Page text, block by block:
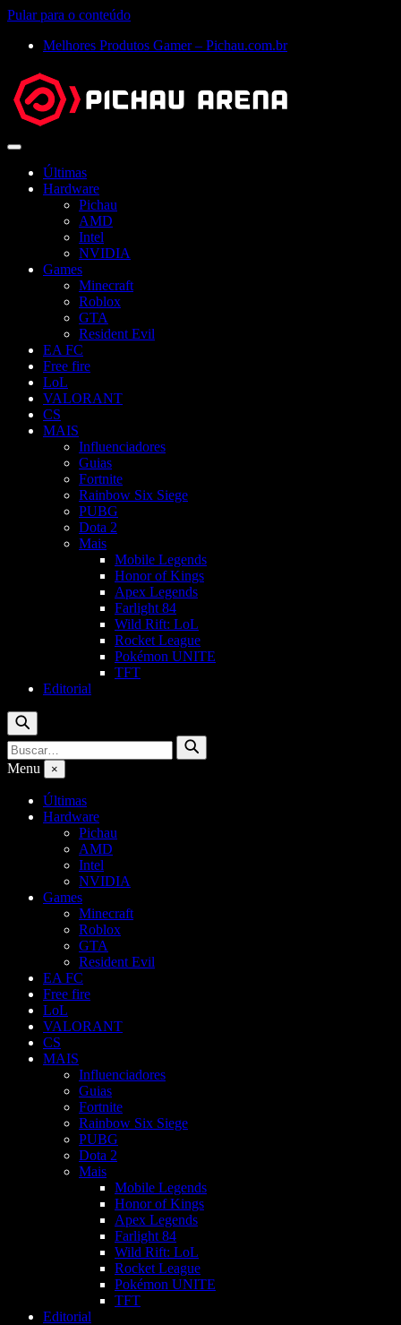
Pular para o conteúdo
Melhores Produtos Gamer – Pichau.com.br
Abrir
Últimas
Hardware
Pichau
AMD
Intel
NVIDIA
Games
Minecraft
Roblox
GTA
Resident Evil
EA FC
Free fire
LoL
VALORANT
CS
MAIS
Influenciadores
Guias
Fortnite
Rainbow Six Siege
PUBG
Dota 2
Mais
Mobile Legends
Honor of Kings
Apex Legends
Farlight 84
Wild Rift: LoL
Rocket League
Pokémon UNITE
TFT
Editorial
Buscar
Buscar
por:
Buscar
Menu ×
Últimas
Hardware
Pichau
AMD
Intel
NVIDIA
Games
Minecraft
Roblox
GTA
Resident Evil
EA FC
Free fire
LoL
VALORANT
CS
MAIS
Influenciadores
Guias
Fortnite
Rainbow Six Siege
PUBG
Dota 2
Mais
Mobile Legends
Honor of Kings
Apex Legends
Farlight 84
Wild Rift: LoL
Rocket League
Pokémon UNITE
TFT
Editorial